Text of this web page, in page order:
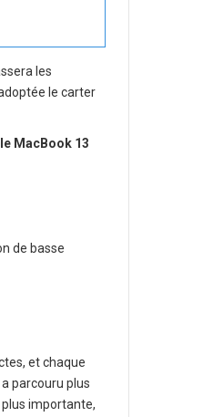
les
le carter
MacBook 13
de basse
et chaque
a parcouru plus
importante,